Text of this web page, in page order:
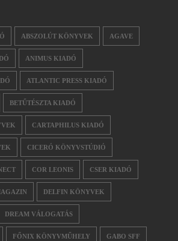
ABSZOLÚT KÖNYVEK AGAVE
ANIMUS KIADÓ
ATLANTIC PRESS KIADÓ
BETŰTÉSZTA KIADÓ
CARTAPHILUS KIADÓ
CICERÓ KÖNYVSTÚDIÓ
COR LEONIS CSER KIADÓ
DELFIN KÖNYVEK
DREAM VÁLOGATÁS
FŐNIX KÖNYVMŰHELY GABO SFF